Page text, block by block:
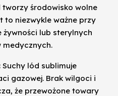
środowisko wolne
to niezwykle ważne przy
lub sterylnych
medycznych.
Suchy lód sublimuje
gazowej. Brak wilgoci i
że przewożone towary